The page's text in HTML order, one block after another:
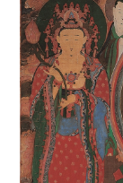
4 북
5 반야
6 개성
7 경북
8
국방
9 님의
10
달